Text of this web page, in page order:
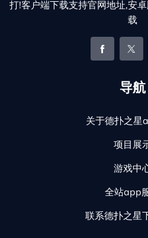
打!客户端下载支持官网地址,安
载
导航
关于德扑之星
项目展
游戏中
全站app
联系德扑之星